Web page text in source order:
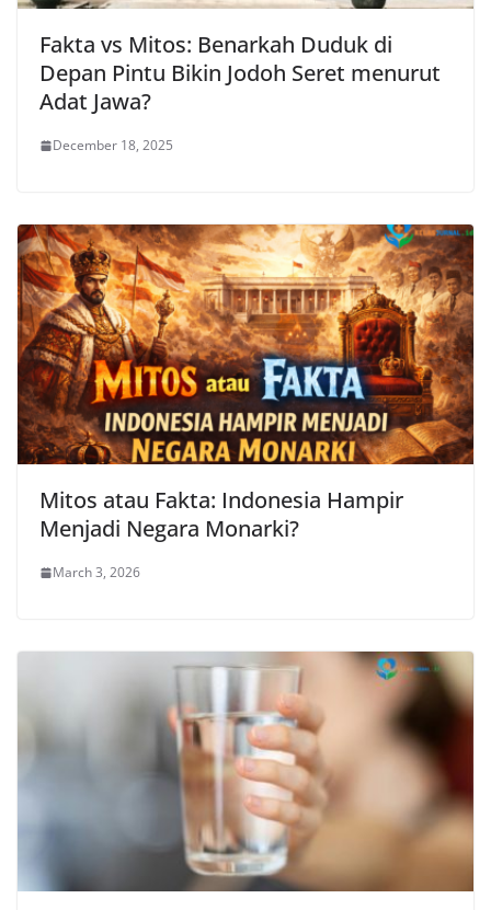
Fakta vs Mitos: Benarkah Duduk di
Depan Pintu Bikin Jodoh Seret menurut
Adat Jawa?
December 18, 2025
Mitos atau Fakta: Indonesia Hampir
Menjadi Negara Monarki?
March 3, 2026